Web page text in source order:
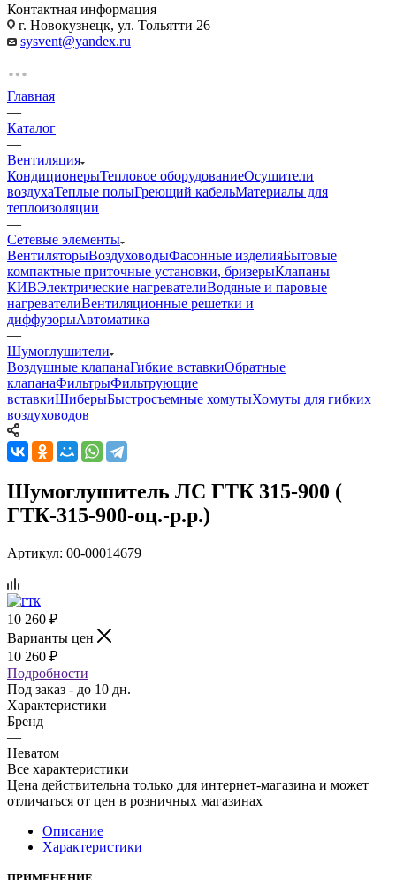
Контактная информация
г. Новокузнецк, ул. Тольятти 26
sysvent@yandex.ru
Главная
—
Каталог
—
Вентиляция
КондиционерыТепловое оборудованиеОсушители
воздухаТеплые полыГреющий кабельМатериалы для
теплоизоляции
—
Сетевые элементы
ВентиляторыВоздуховодыФасонные изделияБытовые
компактные приточные установки, бризерыКлапаны
КИВЭлектрические нагревателиВодяные и паровые
нагревателиВентиляционные решетки и
диффузорыАвтоматика
—
Шумоглушители
Воздушные клапанаГибкие вставкиОбратные
клапанаФильтрыФильтрующие
вставкиШиберыБыстросъемные хомутыХомуты для гибких
воздуховодов
Шумоглушитель ЛС ГТК 315-900 (
ГТК-315-900-оц.-р.р.)
Артикул: 00-00014679
10 260 ₽
Варианты цен
10 260 ₽
Подробности
Под заказ - до 10 дн.
Характеристики
Бренд
—
Неватом
Все характеристики
Цена действительна только для интернет-магазина и может
отличаться от цен в розничных магазинах
Описание
Характеристики